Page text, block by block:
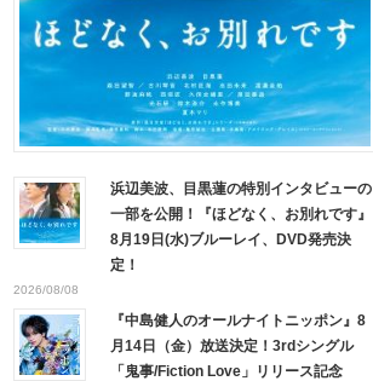
浜辺美波、目黒蓮の特別インタビューの
一部を公開！『ほどなく、お別れです』
8月19日(水)ブルーレイ、DVD発売決
定！
2026/08/08
『中島健人のオールナイトニッポン』8
月14日（金）放送決定！3rdシングル
「鬼事/Fiction Love」リリース記念